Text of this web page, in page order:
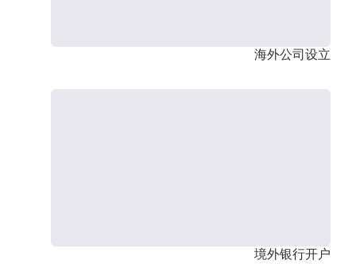
海外公司设立
境外银行开户